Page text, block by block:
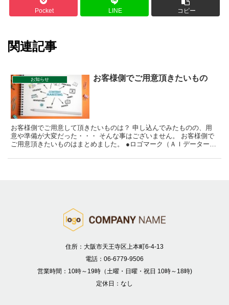
Pocket LINE コピー
関連記事
お知らせ お客様側でご用意頂きたいもの
お客様側でご用意して頂きたいものは？ 申し込んでみたものの、用
意や準備が大変だった・・・ そんな事はございません。 お客様側で
ご用意頂きたいものはまとめました。 ●ロゴマーク（ＡＩデーター又
住所：大阪市天王寺区上本町6-4-13
電話：06-6779-9506
営業時間：10時～19時（土曜・日曜・祝日 10時～18時)
定休日：なし